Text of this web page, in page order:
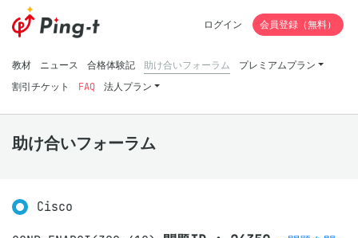
教材 ニュース 合格体験記 助け合いフォーラム
プレミアムプラン
割引チケット
FAQ 法人プラン
ログイン 会員登録（無料）
助け合いフォーラム
Cisco